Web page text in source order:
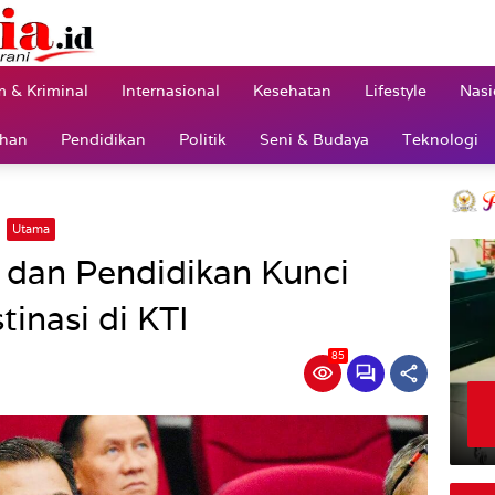
& Kriminal Internasional Kesehatan Lifestyle
Pendidikan Politik Seni & Budaya Teknologi
Utama
Pendidikan Kunci
di KTI
85